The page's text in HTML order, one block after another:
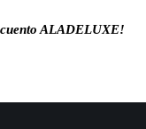
ALADELUXE!